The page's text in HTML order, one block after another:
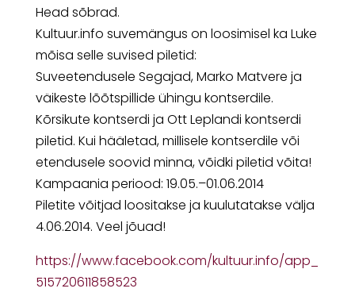
Head sõbrad.
Kultuur.info suvemängus on loosimisel ka Luke
mõisa selle suvised piletid:
Suveetendusele Segajad, Marko Matvere ja
väikeste lõõtspillide ühingu kontserdile.
Kõrsikute kontserdi ja Ott Leplandi kontserdi
piletid. Kui hääletad, millisele kontserdile või
etendusele soovid minna, võidki piletid võita!
Kampaania periood: 19.05.–01.06.2014
Piletite võitjad loositakse ja kuulutatakse välja
4.06.2014. Veel jõuad!
https://www.facebook.com/kultuur.info/app_
515720611858523